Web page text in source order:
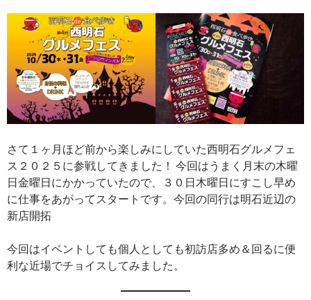
さて１ヶ月ほど前から楽しみにしていた西明石グルメフェ
ス２０２５に参戦してきました！ 今回はうまく月末の木曜
日金曜日にかかっていたので、３０日木曜日にすこし早め
に仕事をあがってスタートです。今回の同行は明石近辺の
新店開拓
今回はイベントしても個人としても初訪店多め＆回るに便
利な近場でチョイスしてみました。